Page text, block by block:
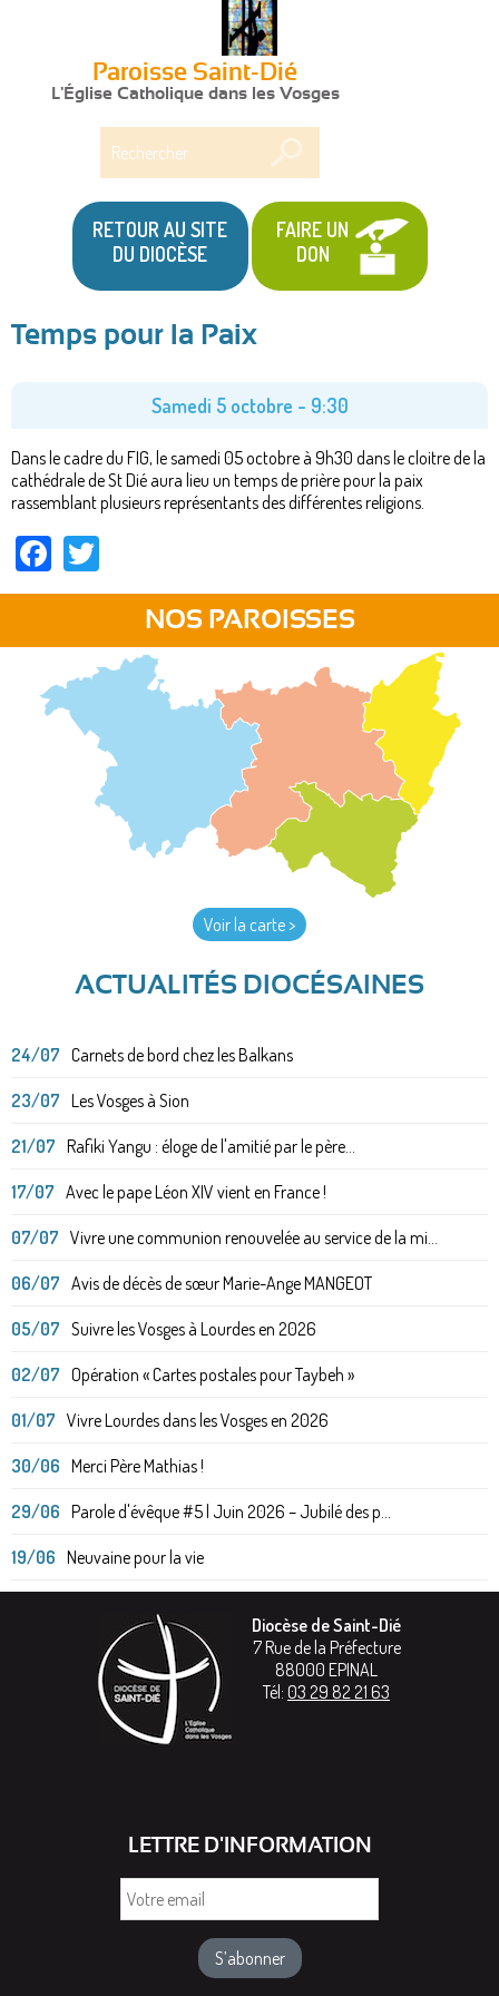
Paroisse Saint-Dié
L'Église Catholique dans les Vosges
RETOUR AU SITE
DU DIOCÈSE
FAIRE UN
DON
ici
Temps pour la Paix
Samedi 5 octobre - 9:30
Dans le cadre du FIG, le samedi 05 octobre à 9h30 dans le cloitre de la
cathédrale de St Dié aura lieu un temps de prière pour la paix
rassemblant plusieurs représentants des différentes religions.
Facebook
NOS PAROISSES
Voir la carte >
ACTUALITÉS DIOCÉSAINES
24/07 Carnets de bord chez les Balkans
23/07 Les Vosges à Sion
21/07 Rafiki Yangu : éloge de l'amitié par le père...
17/07 Avec le pape Léon XIV vient en France !
07/07 Vivre une communion renouvelée au service de la mi...
06/07 Avis de décès de sœur Marie-Ange MANGEOT
05/07 Suivre les Vosges à Lourdes en 2026
02/07 Opération « Cartes postales pour Taybeh »
01/07 Vivre Lourdes dans les Vosges en 2026
30/06 Merci Père Mathias !
29/06 Parole d'évêque #5 | Juin 2026 – Jubilé des p...
19/06 Neuvaine pour la vie
Diocèse de Saint-Dié
7 Rue de la Préfecture
88000 EPINAL
Tél: 03 29 82 21 63
LETTRE D'INFORMATION